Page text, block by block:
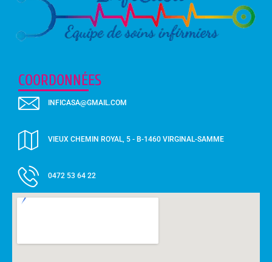
COORDONNÉES
INFICASA@GMAIL.COM
VIEUX CHEMIN ROYAL, 5 - B-1460 VIRGINAL-SAMME
0472 53 64 22